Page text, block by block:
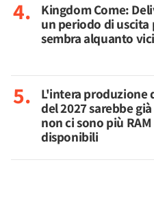
Kingdom Come:
un periodo di uscita
sembra alquanto
L'intera produzione
del 2027 sarebbe
non ci sono più RAM
disponibili